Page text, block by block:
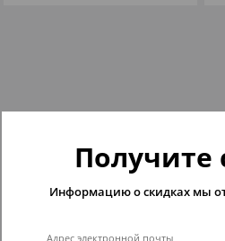
Получите
Информацию о скидках мы
Адрес электронной почты